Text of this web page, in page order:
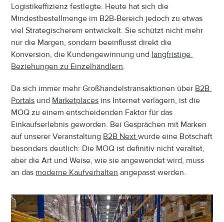
Logistikeffizienz festlegte. Heute hat sich die
Mindestbestellmenge im B2B-Bereich jedoch zu etwas
viel Strategischerem entwickelt. Sie schützt nicht mehr
nur die Margen, sondern beeinflusst direkt die
Konversion, die Kundengewinnung und langfristige
Beziehungen zu Einzelhändlern.
Da sich immer mehr Großhandelstransaktionen über B2B
Portals und Marketplaces ins Internet verlagern, ist die
MOQ zu einem entscheidenden Faktor für das
Einkaufserlebnis geworden. Bei Gesprächen mit Marken
auf unserer Veranstaltung B2B Next wurde eine Botschaft
besonders deutlich: Die MOQ ist definitiv nicht veraltet,
aber die Art und Weise, wie sie angewendet wird, muss
an das moderne Kaufverhalten angepasst werden.